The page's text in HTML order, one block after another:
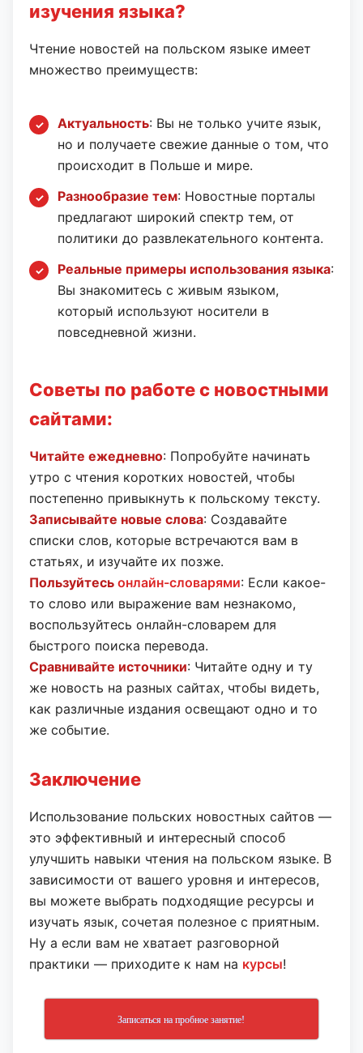
изучения языка?
Чтение новостей на польском языке имеет
множество преимуществ:
Актуальность: Вы не только учите язык,
но и получаете свежие данные о том, что
происходит в Польше и мире.
Разнообразие тем: Новостные порталы
предлагают широкий спектр тем, от
политики до развлекательного контента.
Реальные примеры использования языка:
Вы знакомитесь с живым языком,
который используют носители в
повседневной жизни.
Советы по работе с новостными
сайтами:
Читайте ежедневно: Попробуйте начинать
утро с чтения коротких новостей, чтобы
постепенно привыкнуть к польскому тексту.
Записывайте новые слова: Создавайте
списки слов, которые встречаются вам в
статьях, и изучайте их позже.
Пользуйтесь онлайн-словарями: Если какое-
то слово или выражение вам незнакомо,
воспользуйтесь онлайн-словарем для
быстрого поиска перевода.
Сравнивайте источники: Читайте одну и ту
же новость на разных сайтах, чтобы видеть,
как различные издания освещают одно и то
же событие.
Заключение
Использование польских новостных сайтов —
это эффективный и интересный способ
улучшить навыки чтения на польском языке. В
зависимости от вашего уровня и интересов,
вы можете выбрать подходящие ресурсы и
изучать язык, сочетая полезное с приятным.
Ну а если вам не хватает разговорной
практики — приходите к нам на курсы!
Записаться на пробное занятие!